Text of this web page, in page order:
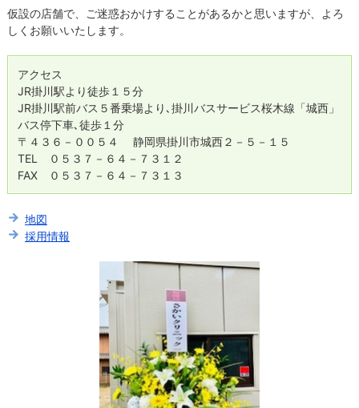
仮設の店舗で、ご迷惑おかけすることがあるかと思いますが、よろ
しくお願いいたします。
アクセス
JR掛川駅より徒歩１５分
JR掛川駅前バス５番乗場より､掛川バスサービス桜木線「城西」
バス停下車､徒歩１分
〒４３６－００５４ 静岡県掛川市城西２－５－１５
TEL ０５３７－６４－７３１２
FAX ０５３７－６４－７３１３
地図
採用情報